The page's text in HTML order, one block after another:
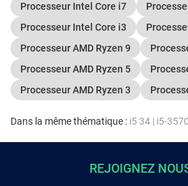
Processeur Intel Core i7
Processeur Intel Core i3
Processeur AMD Ryzen 9
Processeur AMD Ryzen 5
Processeur AMD Ryzen 3
Dans la même thématique : i5 34 | i5-
REJOIGNEZ